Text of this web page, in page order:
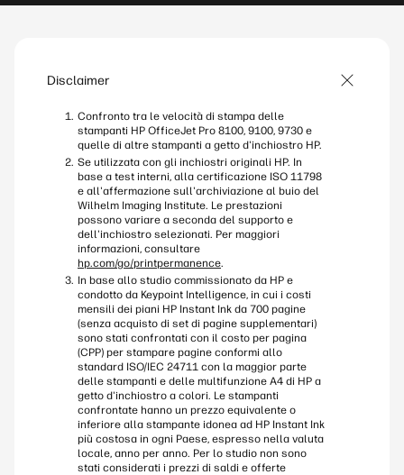
automaticamente l'inchiostro solo quando ne hai
Disclaimer
Confronto tra le velocità di stampa delle
stampanti HP OfficeJet Pro 8100, 9100, 9730 e
quelle di altre stampanti a getto d'inchiostro HP.
Se utilizzata con gli inchiostri originali HP. In
base a test interni, alla certificazione ISO 11798
e all'affermazione sull'archiviazione al buio del
Wilhelm Imaging Institute. Le prestazioni
possono variare a seconda del supporto e
dell'inchiostro selezionati. Per maggiori
informazioni, consultare
hp.com/go/printpermanence.
In base allo studio commissionato da HP e
condotto da Keypoint Intelligence, in cui i costi
mensili dei piani HP Instant Ink da 700 pagine
(senza acquisto di set di pagine supplementari)
sono stati confrontati con il costo per pagina
(CPP) per stampare pagine conformi allo
standard ISO/IEC 24711 con la maggior parte
delle stampanti e delle multifunzione A4 di HP a
getto d'inchiostro a colori. Le stampanti
confrontate hanno un prezzo equivalente o
inferiore alla stampante idonea ad HP Instant Ink
più costosa in ogni Paese, espresso nella valuta
locale, anno per anno. Per lo studio non sono
stati considerati i prezzi di saldi e offerte